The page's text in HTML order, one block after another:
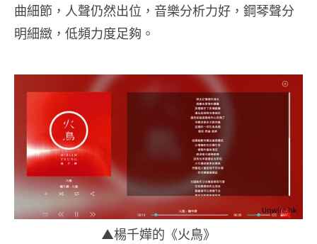
曲細節，人聲仍然出位，音樂分析力好，鋼琴聲分
明細緻，低頻力度足夠。
▲楊千嬅的《火鳥》